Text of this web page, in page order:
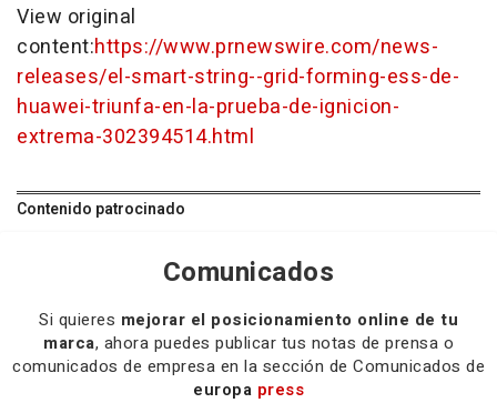
View original
content:https://www.prnewswire.com/news-
releases/el-smart-string--grid-forming-ess-de-
huawei-triunfa-en-la-prueba-de-ignicion-
extrema-302394514.html
Contenido patrocinado
Comunicados
Si quieres mejorar el posicionamiento online de tu
marca, ahora puedes publicar tus notas de prensa o
comunicados de empresa en la sección de Comunicados de
europa press